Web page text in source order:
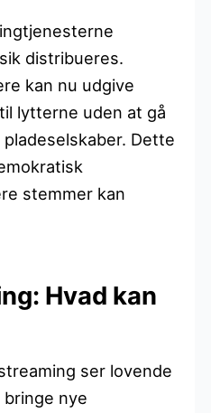
distribueres.
kan nu udgive
lytterne uden at gå
Dette
stemmer kan
Hvad kan
ser lovende
bringe nye